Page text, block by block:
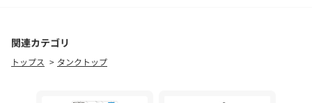
太めのストラップで肩の肌見せ分量を調整し、インナー感を感じ
させないデザインが◎
スクエアネックデザイン×しっかりとした素材感で一枚着として
関連カテゴリ
トップス タンクトップ